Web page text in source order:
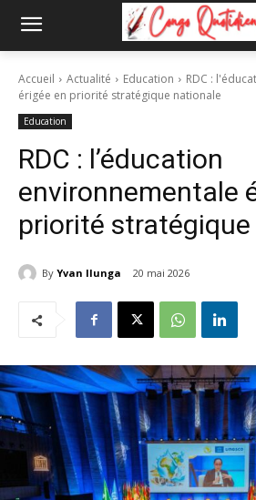
Accueil Actualité Education
RDC :
érigée en priorité stratégique nationale
Education
RDC : l’éducation
environnementale
priorité
By Yvan Ilunga 20 mai 2026